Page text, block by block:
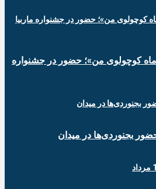
کوچولوی من»؛ حضور در جشنواره
بجنوردی‌ها در میدان